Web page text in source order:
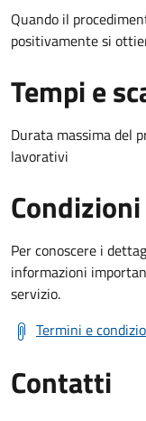
Quando il
positivamente si
Tempi e
Durata massima del
lavorativi
Per conoscere i
informazioni
servizio.
Termini e
Contatti